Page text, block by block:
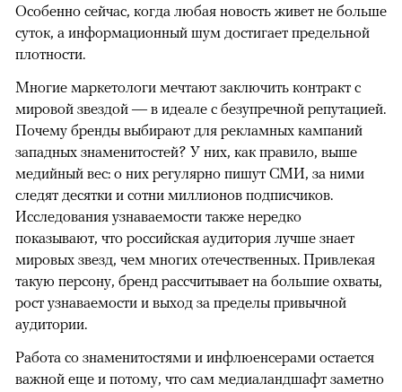
Особенно сейчас, когда любая новость живет не больше
суток, а информационный шум достигает предельной
плотности.
Многие маркетологи мечтают заключить контракт с
мировой звездой — в идеале с безупречной репутацией.
Почему бренды выбирают для рекламных кампаний
западных знаменитостей? У них, как правило, выше
медийный вес: о них регулярно пишут СМИ, за ними
следят десятки и сотни миллионов подписчиков.
Исследования узнаваемости также нередко
показывают, что российская аудитория лучше знает
мировых звезд, чем многих отечественных. Привлекая
такую персону, бренд рассчитывает на большие охваты,
рост узнаваемости и выход за пределы привычной
аудитории.
Работа со знаменитостями и инфлюенсерами остается
важной еще и потому, что сам медиаландшафт заметно